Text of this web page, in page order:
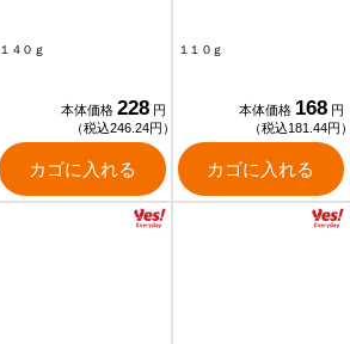
１４０ｇ
本体価格 228 円
（税込246.24円）
カゴに入れる
１１０ｇ
本体価格 168 円
（税込181.44円
カゴに入れる